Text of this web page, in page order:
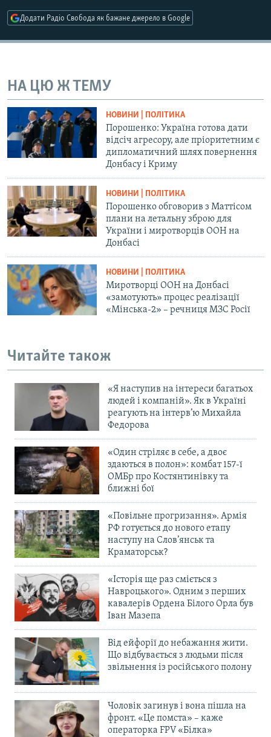
Додати Радіо Свобода як бажане джерело в Google
НА ЦЮ Ж ТЕМУ
НОВИНИ | ПОЛІТИКА
Порошенко: Україна готова дати
відсіч агресору, але пріоритетним є
дипломатичний шлях повернення
Донбасу і Криму
НОВИНИ | ПОЛІТИКА
Порошенко обговорив з Маттісом
плани на летальну зброю для
України і миротворців ООН на
Донбасі
НОВИНИ | ПОЛІТИКА
Миротворці ООН на Донбасі
«замотують» процес реалізації
«Мінська-2» – речниця МЗС Росії
Читайте також
«Я наступив на інтереси багатьох
людей і компаній». Як в Україні
реагують на інтерв’ю Михайла
Федорова
«Один стріляє в себе, а двоє
здаються в полон»: комбат 157-ї
ОМБр про Костянтинівку та
ближні бої
«Повільне прогризання». Армія
РФ готується до нового етапу
наступу на Слов’янськ та
Краматорськ?
«Історія ще раз сміється з
Навроцького». Одним з перших
кавалерів Ордена Білого Орла був
Іван Мазепа
Від ейфорії до небажання жити.
Що відбувається з людьми після
звільнення із російського полону
Чоловік загинув і вона пішла на
фронт. «Це помста» – каже
операторка FPV «Білка»